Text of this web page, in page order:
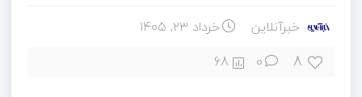
خبرآنلاین خرداد ۲۳, ۱۴۰۵
8
0
68